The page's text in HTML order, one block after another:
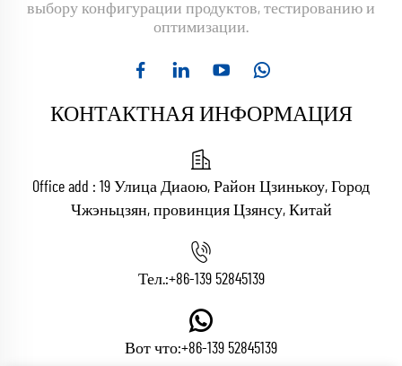
выбору конфигурации продуктов, тестированию и
оптимизации.
КОНТАКТНАЯ ИНФОРМАЦИЯ
Office add : 19 Улица Диаою, Район Цзинькоу, Город
Чжэньцзян, провинция Цзянсу, Китай
Тел.:+86-139 52845139
Вот что:+86-139 52845139